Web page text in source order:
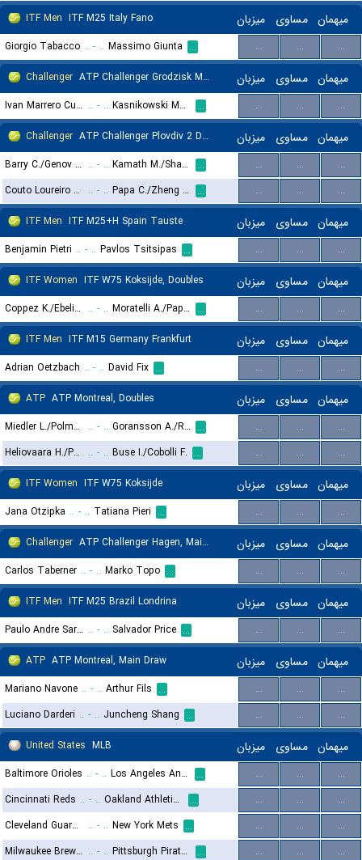
ITF Men ITF M25 Italy Fano میزبان مساوی میهمان
Giorgio Tabacco .. - .. Massimo Giunta ... ... ...
...
Challenger ATP Challenger Grodzisk Mazowiecki, Main Draw میزبان مساوی میهمان
Ivan Marrero Curbelo .. - .. Kasnikowski Maks ... ... ...
...
Challenger ATP Challenger Plovdiv 2 Doubles میزبان مساوی میهمان
Barry C./Genov A. .. - .. Kamath M./Sharma A. ... ... ...
...
Couto Loureiro J.V./Ribeiro E.
.. - .. Papa C./Zheng B. ... ... ...
...
ITF Men ITF M25+H Spain Tauste میزبان مساوی میهمان
Benjamin Pietri .. - .. Pavlos Tsitsipas ... ... ...
...
ITF Women ITF W75 Koksijde, Doubles میزبان مساوی میهمان
Coppez K./Ebeling Koning L. .. - .. Moratelli A./Papamichail D. ... ... ...
...
ITF Men ITF M15 Germany Frankfurt میزبان مساوی میهمان
Adrian Oetzbach .. - .. David Fix ... ... ...
...
ATP ATP Montreal, Doubles میزبان مساوی میهمان
Miedler L./Polmans M. .. - .. Goransson A./Ruud C. ... ... ...
...
Heliovaara H./Patten H.
.. - .. Buse I./Cobolli F. ... ... ...
...
ITF Women ITF W75 Koksijde میزبان مساوی میهمان
Jana Otzipka .. - .. Tatiana Pieri ... ... ...
...
Challenger ATP Challenger Hagen, Main Draw میزبان مساوی میهمان
Carlos Taberner .. - .. Marko Topo ... ... ...
...
ITF Men ITF M25 Brazil Londrina میزبان مساوی میهمان
Paulo Andre Saraiva Dos Santos .. - .. Salvador Price ... ... ...
...
ATP ATP Montreal, Main Draw میزبان مساوی میهمان
Mariano Navone .. - .. Arthur Fils ... ... ...
...
Luciano Darderi .. - .. Juncheng Shang ... ... ...
...
United States MLB میزبان مساوی میهمان
Baltimore Orioles .. - .. Los Angeles Angels ... ... ...
...
Cincinnati Reds .. - .. Oakland Athletics ... ... ...
...
Cleveland Guardians
.. - .. New York Mets ... ... ...
...
Milwaukee Brewers .. - .. Pittsburgh Pirates ... ... ...
...